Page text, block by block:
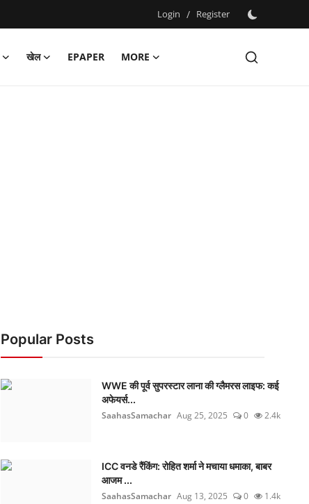
Login / Register
खेल EPAPER
MORE
Popular Posts
WWE की पूर्व सुपरस्टार लाना की ग्लैमरस लाइफ: कई
अफेयर्स...
SaahasSamachar Aug 25, 2025 0 2.4k
ICC वनडे रैंकिंग: रोहित शर्मा ने मचाया धमाका, बाबर
आजम ...
SaahasSamachar Aug 13, 2025 0 1.4k